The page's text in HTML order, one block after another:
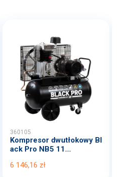
360105
Kompresor dwutłokowy Bl
ack Pro NB5 11...
6 146,16 zł